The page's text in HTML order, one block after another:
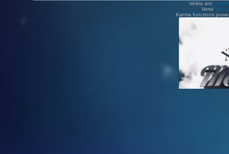
Veikia ant
Vertė Vilius
Karma functions